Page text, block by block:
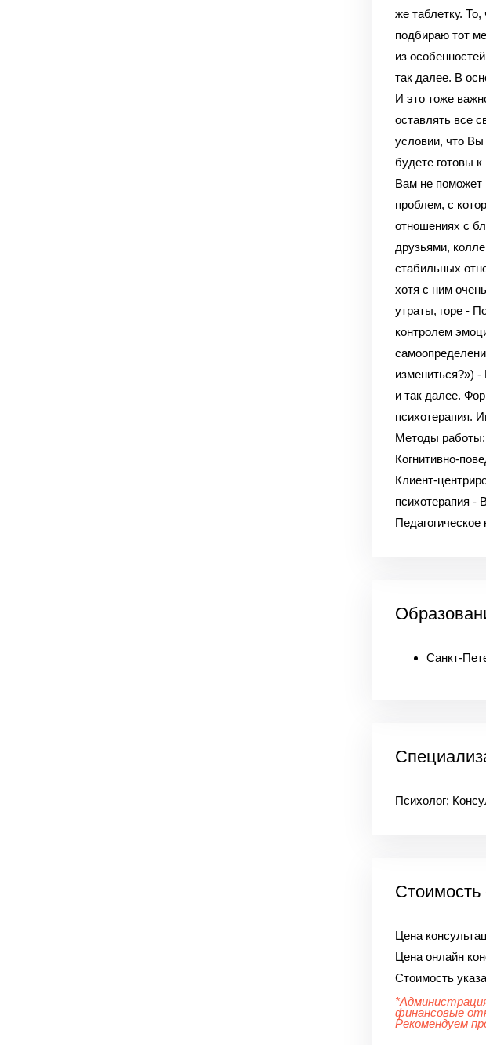
же таблетку.
подбираю тот
из
так далее. В
И это тоже
оставлять все
условии, что Вы
будете готовы
Вам не поможет
проблем, с
отношениях с
друзьями,
стабильных
хотя с ним
утраты, горе -
контролем
измениться?»)
и так далее.
психотерапия.
Методы работы:
Когнитивно-
Клиент-
психотерапия -
Педагогическое
Санкт-
Психолог;
Стоимость
Цена
Цена онлайн
Стоимость
финансовые
Рекомендуем